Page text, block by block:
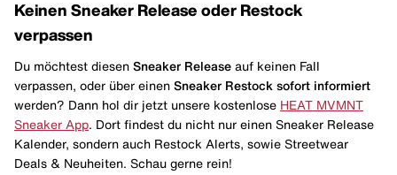
Keinen Sneaker Release oder Restock
verpassen
Du möchtest diesen Sneaker Release auf keinen Fall
verpassen, oder über einen Sneaker Restock sofort informiert
werden? Dann hol dir jetzt unsere kostenlose HEAT MVMNT
Sneaker App . Dort findest du nicht nur einen Sneaker Release
Kalender, sondern auch Restock Alerts, sowie Streetwear
Deals & Neuheiten. Schau gerne rein!